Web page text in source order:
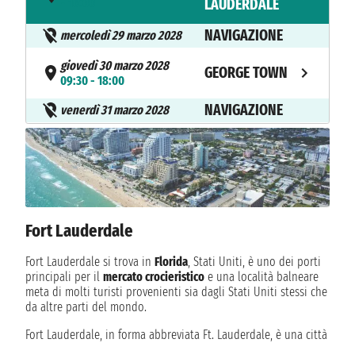
LAUDERDALE
mercoledì 29 marzo 2028 NAVIGAZIONE
giovedì 30 marzo 2028
09:30 - 18:00
GEORGE TOWN
venerdì 31 marzo 2028 NAVIGAZIONE
sabato 1 aprile 2028
07:00 - 18:00
COZUMEL
domenica 2 aprile 2028
08:00 - 17:00
COSTA MAYA
lunedì 3 aprile 2028
martedì 4 aprile 2028
07:00
FORT
LAUDERDALE
Fort Lauderdale
Fort Lauderdale si trova in Florida, Stati Uniti, è uno dei porti
principali per il mercato crocieristico e una località balneare
meta di molti turisti provenienti sia dagli Stati Uniti stessi che
da altre parti del mondo.
Fort Lauderdale, in forma abbreviata Ft. Lauderdale, è una città